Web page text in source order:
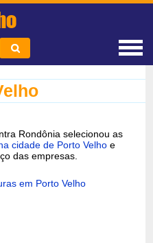
Rondônia selecionou as
cidade de Porto Velho e
das empresas.
em Porto Velho